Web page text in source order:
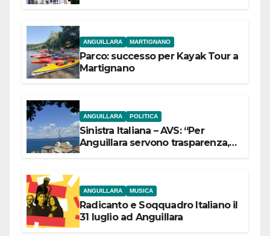
ANGUILLARA MARTIGNANO
Parco: successo per Kayak Tour a
Martignano
ANGUILLARA POLITICA
Sinistra Italiana – AVS: “Per
Anguillara servono trasparenza,
ANGUILLARA MUSICA
Radicanto e Soqquadro Italiano il
31 luglio ad Anguillara